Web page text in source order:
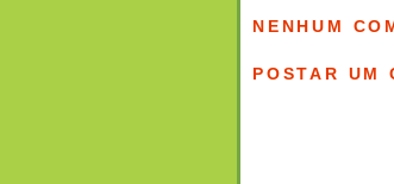
NENHUM
POSTAR UM